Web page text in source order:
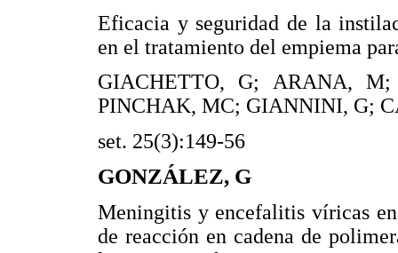
Eficacia y seguridad de la
en el tratamiento del empiema
GIACHETTO, G; ARANA,
PINCHAK, MC; GIANNINI, G;
set. 25(3):149-56
GONZÁLEZ, G
Meningitis y encefalitis víricas
de reacción en cadena de